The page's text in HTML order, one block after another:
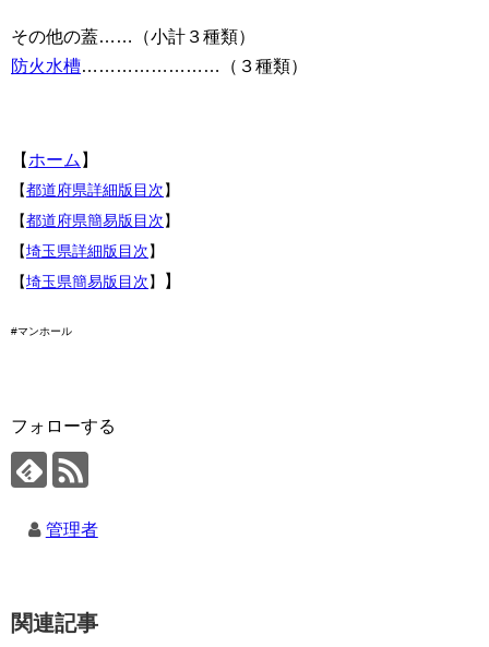
その他の蓋……（小計３種類）
防火水槽……………………（３種類）
【 ホーム 】
【都道府県詳細版目次】
【都道府県簡易版目次】
【埼玉県詳細版目次】
【埼玉県簡易版目次】 】
#マンホール
フォローする
管理者
関連記事